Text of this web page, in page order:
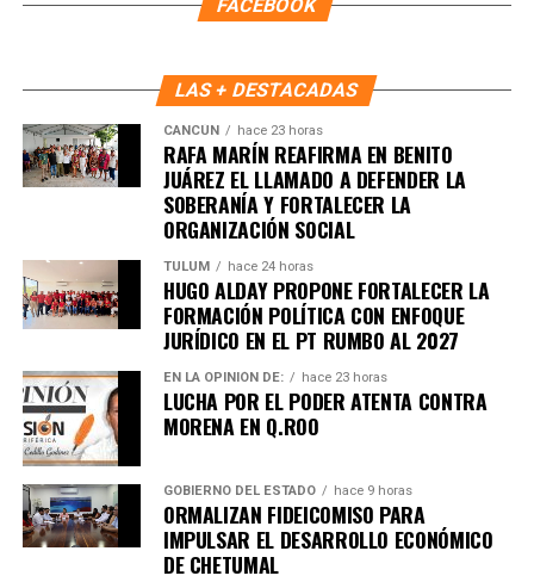
Recibe las noticias al instante
Únete al canal oficial de WhatsApp de
Quinto Podery recibe las noticias más
importantes de Quintana Roo directamente
en tu teléfono.
Unirme al canal de WhatsApp
FACEBOOK
LAS + DESTACADAS
CANCÚN hace 23 horas
RAFA MARÍN REAFIRMA EN BENITO
JUÁREZ EL LLAMADO A DEFENDER LA
SOBERANÍA Y FORTALECER LA
ORGANIZACIÓN SOCIAL
TULUM hace 24 horas
HUGO ALDAY PROPONE FORTALECER LA
FORMACIÓN POLÍTICA CON ENFOQUE
JURÍDICO EN EL PT RUMBO AL 2027
EN LA OPINIÓN DE: hace 23 horas
LUCHA POR EL PODER ATENTA CONTRA
MORENA EN Q.ROO
GOBIERNO DEL ESTADO hace 9 horas
ORMALIZAN FIDEICOMISO PARA
IMPULSAR EL DESARROLLO ECONÓMICO
DE CHETUMAL